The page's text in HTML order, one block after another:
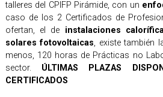
talleres del CPIFP Pirámide, con un
caso de los 2 Certificados de
ofertan, el de instalaciones
solares fotovoltaicas, existe también
menos, 120 horas de Prácticas no
sector. ÚLTIMAS PLAZAS
CERTIFICADOS